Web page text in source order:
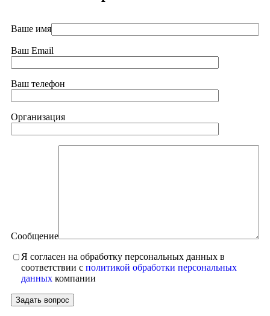
Ваше имя
Ваш Email
Ваш телефон
Организация
Сообщение
Я согласен на обработку персональных данных в
соответствии с политикой обработки персональных
данныхкомпании